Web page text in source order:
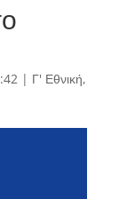
| Γ' Εθνική,